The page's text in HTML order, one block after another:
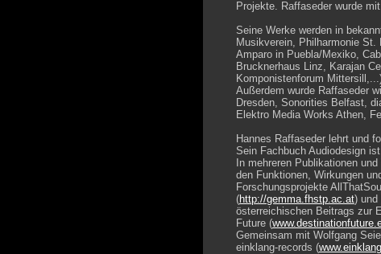
Projekte. Raffaseder wurde
Seine Werke werden in
Musikverein, Philharmonie St.
Amparo in Puebla/Mexiko,
Brucknerhaus Linz, Karajan
Komponistenforum
Außerdem wurde Raffaseder
Dresden, Sonorities Belfast,
Elektro Media Works Athen,
Hannes Raffaseder lehrt und
Sein Fachbuch Audiodesign
In mehreren Publikationen
den Funktionen, Wirkungen
Forschungsprojekte
(http://gemma.fhstp.ac.at) und
österreichischen Beitrags zur
Future (
Gemeinsam mit Wolfgang
einklang-records (